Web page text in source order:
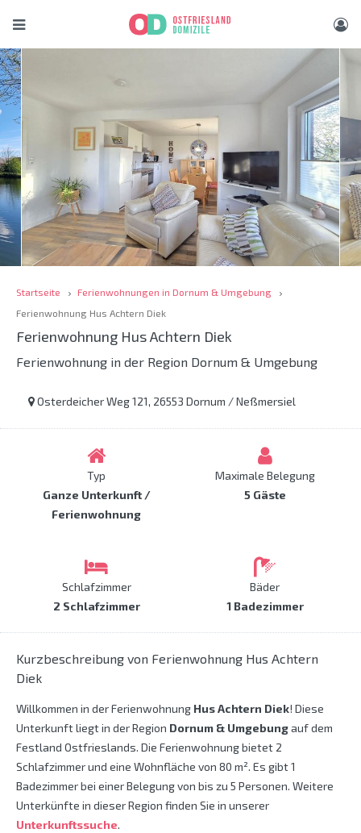
Startseite
Ferienwohnungen in Dornum & Umgebung
Ferienwohnung Hus Achtern Diek
Ferienwohnung Hus Achtern Diek
Ferienwohnung in der Region Dornum & Umgebung
Osterdeicher Weg 121, 26553 Dornum / Neßmersiel
Typ
Ganze Unterkunft /
Ferienwohnung
Maximale Belegung
5 Gäste
Schlafzimmer
2 Schlafzimmer
Bäder
1 Badezimmer
Kurzbeschreibung von Ferienwohnung Hus Achtern
Diek
Willkommen in der Ferienwohnung Hus Achtern Diek! Diese
Unterkunft liegt in der Region Dornum & Umgebungauf dem
Festland Ostfrieslands. Die Ferienwohnung bietet 2
Schlafzimmer und eine Wohnfläche von 80 m². Es gibt 1
Badezimmer bei einer Belegung von bis zu 5 Personen. Weitere
Unterkünfte in dieser Region finden Sie in unserer
Unterkunftssuche.